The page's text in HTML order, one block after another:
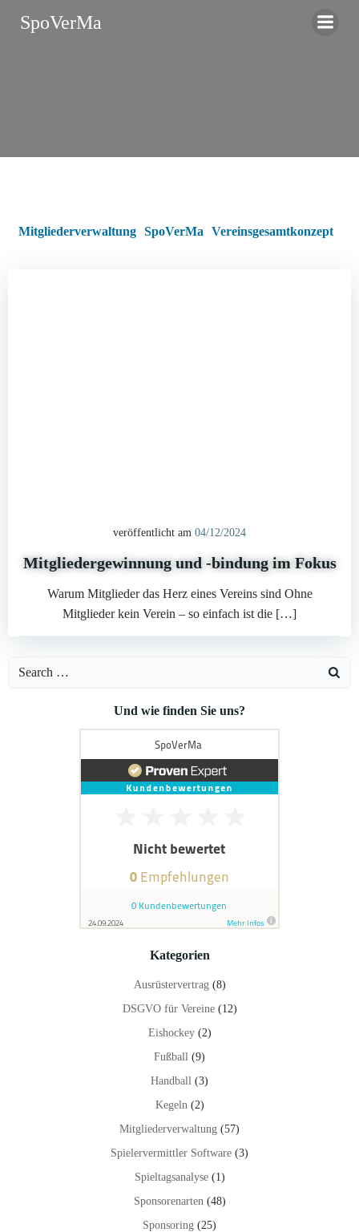
SpoVerMa
Mitgliederverwaltung SpoVerMa Vereinsgesamtkonzept
veröffentlicht am 04/12/2024
Mitgliedergewinnung und -bindung im Fokus
Warum Mitglieder das Herz eines Vereins sind Ohne
Mitglieder kein Verein – so einfach ist die […]
Search
Und wie finden Sie uns?
Kategorien
Ausrüstervertrag(8)
DSGVO für Vereine(12)
Eishockey(2)
Fußball (9)
Handball (3)
Kegeln(2)
Mitgliederverwaltung (57)
Spielervermittler Software (3)
Spieltagsanalyse(1)
Sponsorenarten(48)
Sponsoring (25)